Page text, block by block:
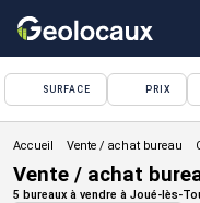
SURFACE PRIX
Vente / achat bureau
Vente / achat
5 bureaux à vendre à Joué-lès-